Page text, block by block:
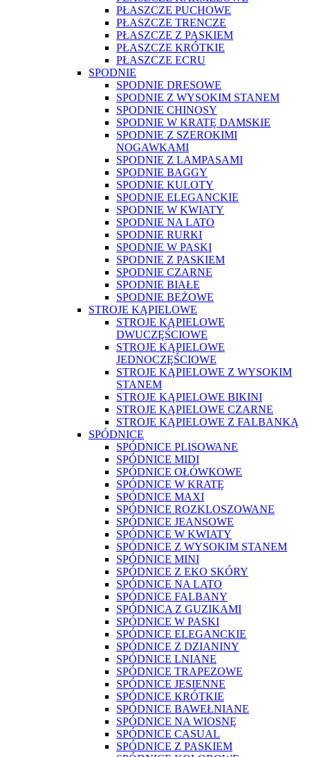
PŁASZCZE PUCHOWE
PŁASZCZE TRENCZE
PŁASZCZE Z PASKIEM
PŁASZCZE KRÓTKIE
PŁASZCZE ECRU
SPODNIE
SPODNIE DRESOWE
SPODNIE Z WYSOKIM STANEM
SPODNIE CHINOSY
SPODNIE W KRATĘ DAMSKIE
SPODNIE Z SZEROKIMI
NOGAWKAMI
SPODNIE Z LAMPASAMI
SPODNIE BAGGY
SPODNIE KULOTY
SPODNIE ELEGANCKIE
SPODNIE W KWIATY
SPODNIE NA LATO
SPODNIE RURKI
SPODNIE W PASKI
SPODNIE Z PASKIEM
SPODNIE CZARNE
SPODNIE BIAŁE
SPODNIE BEŻOWE
STROJE KĄPIELOWE
STROJE KĄPIELOWE
DWUCZĘŚCIOWE
STROJE KĄPIELOWE
JEDNOCZĘŚCIOWE
STROJE KĄPIELOWE Z WYSOKIM
STANEM
STROJE KĄPIELOWE BIKINI
STROJE KĄPIELOWE CZARNE
STROJE KĄPIELOWE Z FALBANKĄ
SPÓDNICE
SPÓDNICE PLISOWANE
SPÓDNICE MIDI
SPÓDNICE OŁÓWKOWE
SPÓDNICE W KRATĘ
SPÓDNICE MAXI
SPÓDNICE ROZKLOSZOWANE
SPÓDNICE JEANSOWE
SPÓDNICE W KWIATY
SPÓDNICE Z WYSOKIM STANEM
SPÓDNICE MINI
SPÓDNICE Z EKO SKÓRY
SPÓDNICE NA LATO
SPÓDNICE FALBANY
SPÓDNICA Z GUZIKAMI
SPÓDNICE W PASKI
SPÓDNICE ELEGANCKIE
SPÓDNICE Z DZIANINY
SPÓDNICE LNIANE
SPÓDNICE TRAPEZOWE
SPÓDNICE JESIENNE
SPÓDNICE KRÓTKIE
SPÓDNICE BAWEŁNIANE
SPÓDNICE NA WIOSNĘ
SPÓDNICE CASUAL
SPÓDNICE Z PASKIEM